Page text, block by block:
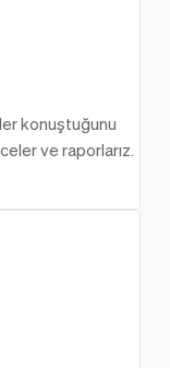
konuştuğunu
ve raporlarız.